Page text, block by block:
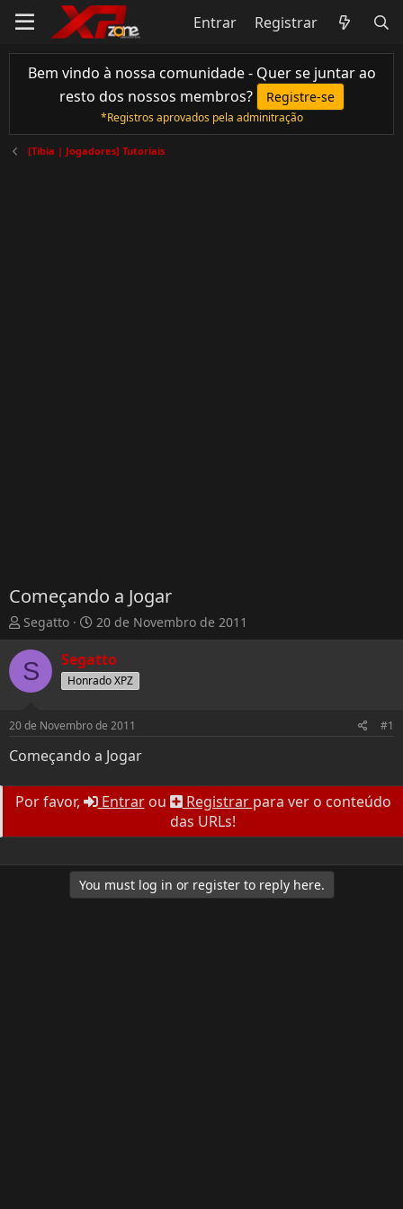
Entrar Registrar
Bem vindo à nossa comunidade - Quer se juntar ao
resto dos nossos membros?
Registre-se
*Registros aprovados pela adminitração
[Tibia | Jogadores] Tutoriais
Começando a Jogar
T
h
r
e
a
s
t
a
t
e
Segatto
D
a
t
a
d
I
n
í
i
o
20 de Novembro de 2011
S Segatto
Honrado XPZ
20 de Novembro de 2011 #1
Começando a Jogar
Por favor, Entrarou Registrar para ver o conteúdo
das URLs!
You must log in or register to reply here.